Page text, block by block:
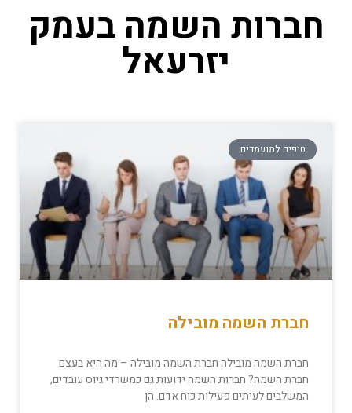
חברות השמה בעמק
יזרעאל
טיפים למועמדים
חברת השמה מובילה
חברת השמה מובילה חברת השמה מובילה – מה היא בעצם
חברת השמה? חברות השמה ידועות גם כמשרדי גיוס עובדים,
המשלבים לעיתים פעילות כוח אדם. הן